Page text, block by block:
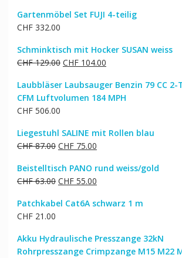
Gartenmöbel Set FUJI 4-teilig
CHF332.00
Schminktisch mit Hocker SUSAN weiss
CHF129.00 Ursprünglicher
war:
CHF 129.00
CHF104.00Aktueller
ist:
CHF 104.00.
Laubbläser Laubsauger Benzin 79 CC
CFM Luftvolumen 184 MPH
CHF506.00
Liegestuhl SALINE mit Rollen blau
CHF87.00 Ursprünglicher
war:
CHF 87.00
CHF75.00Aktueller
ist:
CHF 75.00.
Beistelltisch PANO rund weiss/gold
CHF63.00 Ursprünglicher
war:
CHF55.00Aktueller
ist:
Patchkabel Cat6A schwarz 1 m
CHF21.00
Akku Hydraulische Presszange 32kN
Rohrpresszange Crimpzange M15 M22